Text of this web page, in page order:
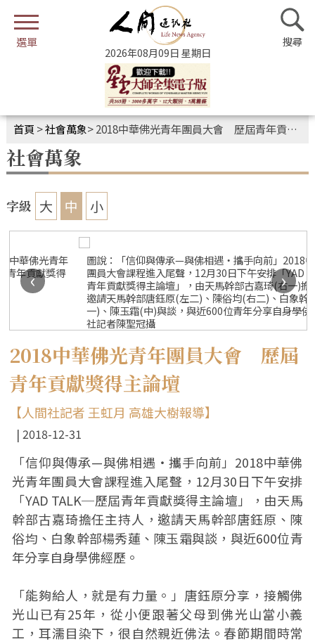
2026年08月09日 星期日
首頁 >社會萬象>2018中華佛光青年團員大會 歷屆青年貢獻獎得主論壇
社會萬象
字級 大 中 小
圖說：「信仰與傳承—與佛相遇‧攜手向前」2018中華佛光青年
團員大會課程進入尾聲，12月30日下午安排「YAD TALK─歷屆
青年貢獻獎得主論壇」，由天馬幹部古嘉琦(右一)擔任主持人，
邀請天馬幹部唐鈺原(左二)、陳俗均(右二)、白象幹部楊秀蓮(左
一)、陳玉霜(中)與談，與近600位青年分享自身學佛經歷。 人間
‹ ›
2018中華佛光青年團員大會 歷屆
青年貢獻獎得主論壇
【人間社記者 王虹月 高雄大樹報導】
2018-12-31
「信仰與傳承—與佛相遇‧攜手向前」2018中華佛
光青年團員大會課程進入尾聲，12月30日下午安排
「YAD TALK─歷屆青年貢獻獎得主論壇」，由天馬
幹部古嘉琦擔任主持人，邀請天馬幹部唐鈺原、陳
俗均、白象幹部楊秀蓮、陳玉霜與談，與近600位青
年分享自身學佛經歷。
「能夠給人，就是有力量。」唐鈺原分享，接觸佛
光山已有25年，從小便跟著父母到佛光山當小義
工，耳濡目染下，很自然親近佛法。春節期間時常